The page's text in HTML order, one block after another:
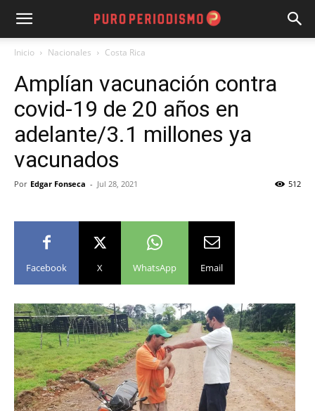
Inicio Nacionales Costa Rica
Amplían vacunación contra
covid-19 de 20 años en
adelante/3.1 millones ya
vacunados
Por Edgar Fonseca - Jul 28, 2021 512
Facebook X WhatsApp Email